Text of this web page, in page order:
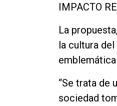
IMPACTO
La
la cultura
“Se trata de
sociedad